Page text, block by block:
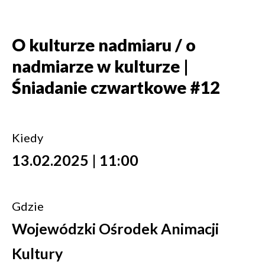
O kulturze nadmiaru / o
nadmiarze w kulturze |
Śniadanie czwartkowe #12
Kiedy
13.02.2025 | 11:00
Gdzie
Wojewódzki Ośrodek Animacji
Kultury